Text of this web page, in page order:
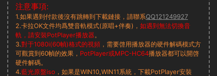
注意事項:
1.如果遇到付款後沒有跳轉到下載鏈接，請聯系QQ121249927
2.卡拉OK文件均爲雙音軌模式(原唱+伴奏)， 如遇到無法切換音
軌，請安裝PotPlayer播放器。
3.對于1080i(60幀)格式的視頻 ，需要啓用播放器的硬件解碼模式方
可觀賞到60幀的效果， PotPlayer或MPC-HC64播放器都可以開啓
硬件解碼。
4.藍光原盤iso ，如果是WIN10,WIN11系統，下載PotPlayer安裝